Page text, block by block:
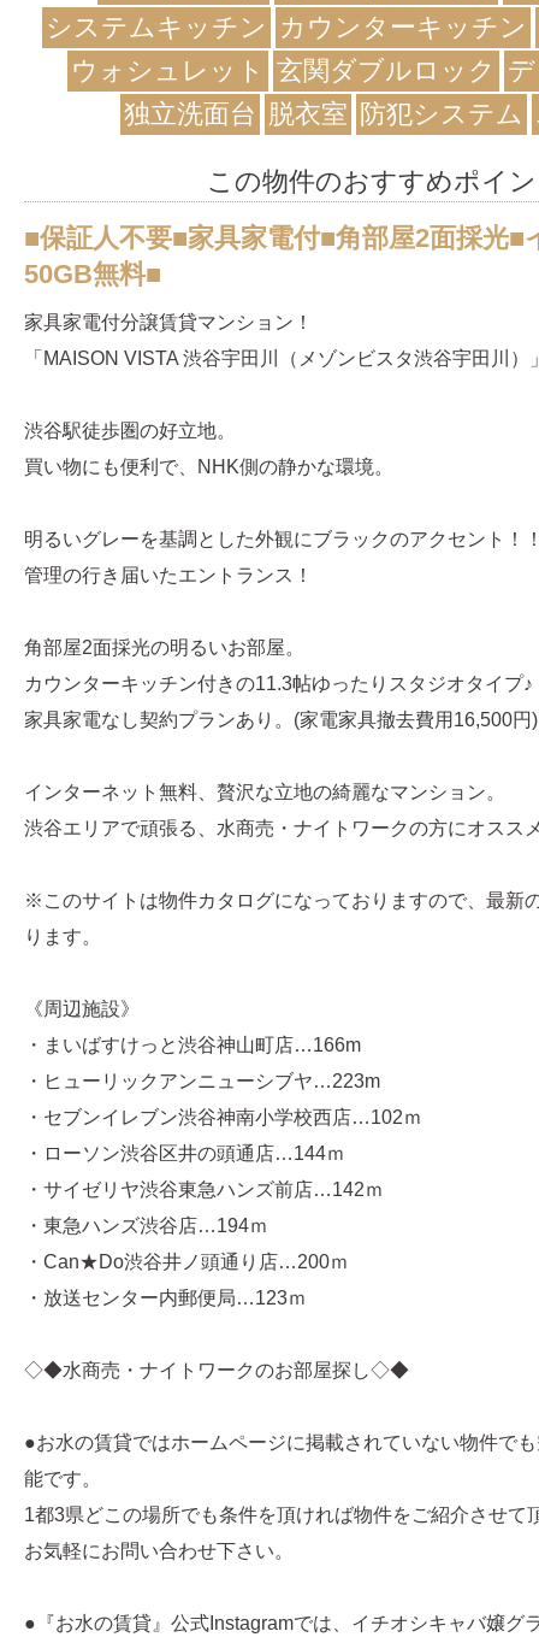
システムキッチン
カウンターキッチン
ウォシュレット
玄関ダブルロック
独立洗面台 脱衣室 防犯システム
この物件のおすすめポイ
■保証人不要■家具家電付■角部屋2面採光■
50GB無料■
家具家電付分譲賃貸マンション！
「MAISON VISTA 渋谷宇田川（メゾンビスタ渋谷宇田川
渋谷駅徒歩圏の好立地。
買い物にも便利で、NHK側の静かな環境。
明るいグレーを基調とした外観にブラックのアクセント！
管理の行き届いたエントランス！
角部屋2面採光の明るいお部屋。
カウンターキッチン付きの11.3帖ゆったりスタジオタイプ♪
家具家電なし契約プランあり。(家電家具撤去費用16,500円)
インターネット無料、贅沢な立地の綺麗なマンション。
渋谷エリアで頑張る、水商売・ナイトワークの方にオスス
※このサイトは物件カタログになっておりますので、最新
ります。
《周辺施設》
・まいばすけっと渋谷神山町店…166m
・ヒューリックアンニューシブヤ…223m
・セブンイレブン渋谷神南小学校西店…102ｍ
・ローソン渋谷区井の頭通店…144ｍ
・サイゼリヤ渋谷東急ハンズ前店…142ｍ
・東急ハンズ渋谷店…194ｍ
・Can★Do渋谷井ノ頭通り店…200ｍ
・放送センター内郵便局…123ｍ
◇◆水商売・ナイトワークのお部屋探し◇◆
●お水の賃貸ではホームページに掲載されていない物件で
能です。
1都3県どこの場所でも条件を頂ければ物件をご紹介させて
お気軽にお問い合わせ下さい。
●『お水の賃貸』公式Instagramでは、イチオシキャバ嬢グ